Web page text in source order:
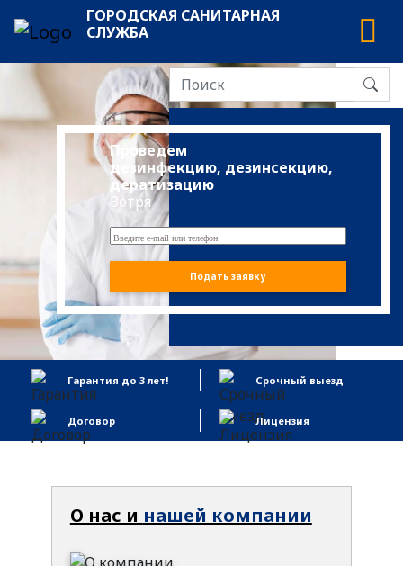
ГОРОДСКАЯ САНИТАРНАЯ
СЛУЖБА
Проведем
дезинфекцию, дезинсекцию,
дератизацию
Вотря
Подать заявку
Гарантия до 3 лет! Срочный выезд
Договор Лицензия
О нас и нашей компании